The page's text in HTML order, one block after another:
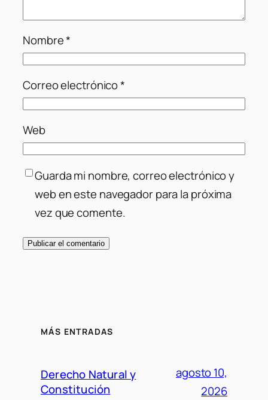
Nombre*
Correo electrónico*
Web
Guarda mi nombre, correo electrónico y
web en este navegador para la próxima
vez que comente.
MÁS ENTRADAS
Derecho Natural y
Constitución
agosto 10,
2026